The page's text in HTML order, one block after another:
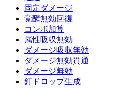
固定ダメージ
覚醒無効回復
コンボ加算
属性吸収無効
ダメージ吸収無効
ダメージ無効貫通
ダメージ無効
釘ドロップ生成